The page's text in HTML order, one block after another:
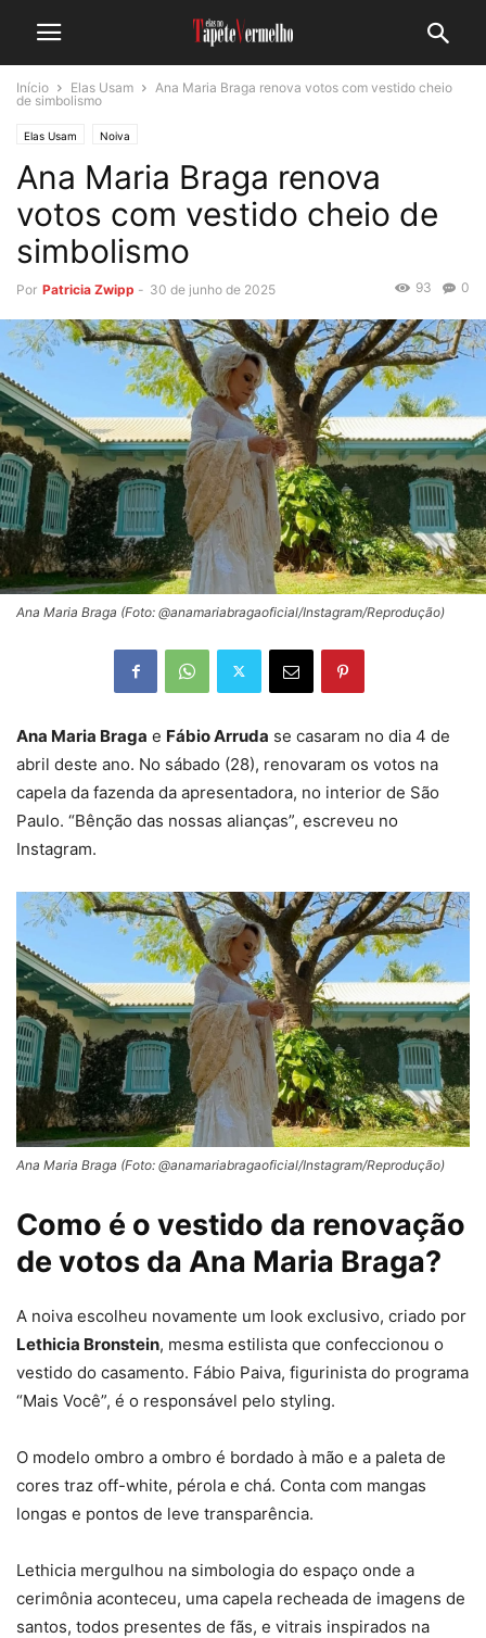
Início Elas Usam
Ana Maria Braga renova votos com vestido cheio
de simbolismo
Elas Usam Noiva
Ana Maria Braga renova
votos com vestido cheio de
simbolismo
Por Patricia Zwipp - 30 de junho de 2025 0
93
Ana Maria Braga (Foto: @anamariabragaoficial/Instagram/Reprodução)
Ana Maria Braga e Fábio Arruda se casaram no dia 4 de
abril deste ano. No sábado (28), renovaram os votos na
capela da fazenda da apresentadora, no interior de São
Paulo. “Bênção das nossas alianças”, escreveu no
Instagram.
Ana Maria Braga (Foto: @anamariabragaoficial/Instagram/Reprodução)
Como é o vestido da renovação
de votos da Ana Maria Braga?
A noiva escolheu novamente um look exclusivo, criado por
Lethicia Bronstein, mesma estilista que confeccionou o
vestido do casamento. Fábio Paiva, figurinista do programa
“Mais Você”, é o responsável pelo styling.
O modelo ombro a ombro é bordado à mão e a paleta de
cores traz off-white, pérola e chá. Conta com mangas
longas e pontos de leve transparência.
Lethicia mergulhou na simbologia do espaço onde a
cerimônia aconteceu, uma capela recheada de imagens de
santos, todos presentes de fãs, e vitrais inspirados na